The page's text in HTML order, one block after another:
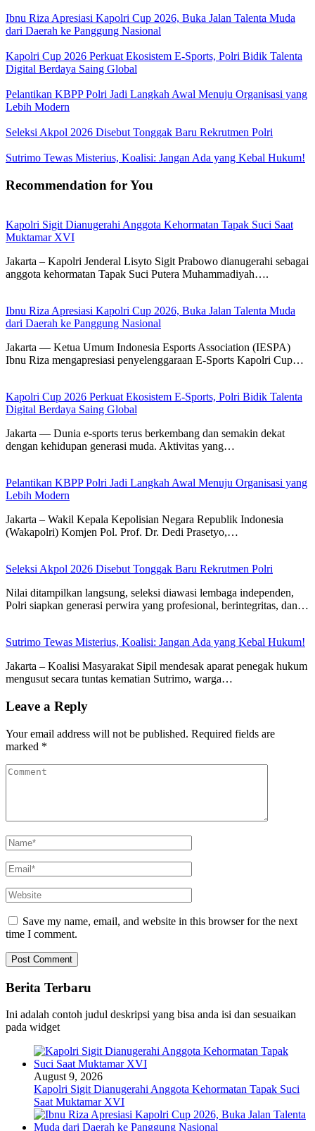
Ibnu Riza Apresiasi Kapolri Cup 2026, Buka Jalan Talenta Muda
dari Daerah ke Panggung Nasional
Kapolri Cup 2026 Perkuat Ekosistem E-Sports, Polri Bidik Talenta
Digital Berdaya Saing Global
Pelantikan KBPP Polri Jadi Langkah Awal Menuju Organisasi yang
Lebih Modern
Seleksi Akpol 2026 Disebut Tonggak Baru Rekrutmen Polri
Sutrimo Tewas Misterius, Koalisi: Jangan Ada yang Kebal Hukum!
Recommendation for You
Kapolri Sigit Dianugerahi Anggota Kehormatan Tapak Suci Saat
Muktamar XVI
Jakarta – Kapolri Jenderal Lisyto Sigit Prabowo dianugerahi sebagai
anggota kehormatan Tapak Suci Putera Muhammadiyah….
Ibnu Riza Apresiasi Kapolri Cup 2026, Buka Jalan Talenta Muda
dari Daerah ke Panggung Nasional
Jakarta — Ketua Umum Indonesia Esports Association (IESPA)
Ibnu Riza mengapresiasi penyelenggaraan E-Sports Kapolri Cup…
Kapolri Cup 2026 Perkuat Ekosistem E-Sports, Polri Bidik Talenta
Digital Berdaya Saing Global
Jakarta — Dunia e-sports terus berkembang dan semakin dekat
dengan kehidupan generasi muda. Aktivitas yang…
Pelantikan KBPP Polri Jadi Langkah Awal Menuju Organisasi yang
Lebih Modern
Jakarta – Wakil Kepala Kepolisian Negara Republik Indonesia
(Wakapolri) Komjen Pol. Prof. Dr. Dedi Prasetyo,…
Seleksi Akpol 2026 Disebut Tonggak Baru Rekrutmen Polri
Nilai ditampilkan langsung, seleksi diawasi lembaga independen,
Polri siapkan generasi perwira yang profesional, berintegritas, dan…
Sutrimo Tewas Misterius, Koalisi: Jangan Ada yang Kebal Hukum!
Jakarta – Koalisi Masyarakat Sipil mendesak aparat penegak hukum
mengusut secara tuntas kematian Sutrimo, warga…
Leave a Reply
Your email address will not be published. Required fields are
marked *
Save my name, email, and website in this browser for the next
time I comment.
Berita Terbaru
Ini adalah contoh judul deskripsi yang bisa anda isi dan sesuaikan
pada widget
August 9, 2026
Kapolri Sigit Dianugerahi Anggota Kehormatan Tapak Suci
Saat Muktamar XVI